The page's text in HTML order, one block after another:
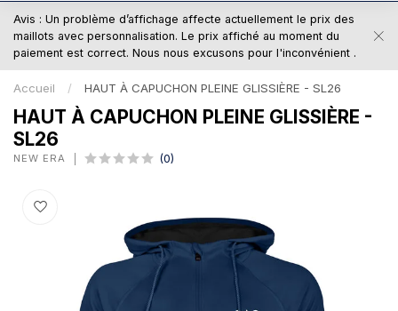
Avis : Un problème d’affichage affecte actuellement le prix des
maillots avec personnalisation. Le prix affiché au moment du
paiement est correct. Nous nous excusons pour l'inconvénient .
Accueil / HAUT À CAPUCHON PLEINE GLISSIÈRE - SL26
HAUT À CAPUCHON PLEINE GLISSIÈRE -
SL26
NEW ERA (0)